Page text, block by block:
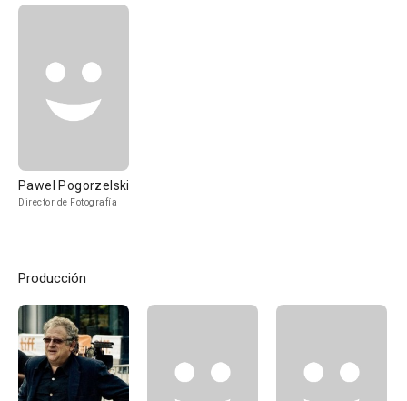
Pawel Pogorzelski
Director de Fotografía
Producción